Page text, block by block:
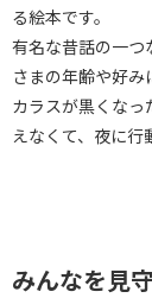
る絵本です。
有名な昔話の一つ
さまの年齢や好み
カラスが黒くな
えなくて、夜に行
みんなを見